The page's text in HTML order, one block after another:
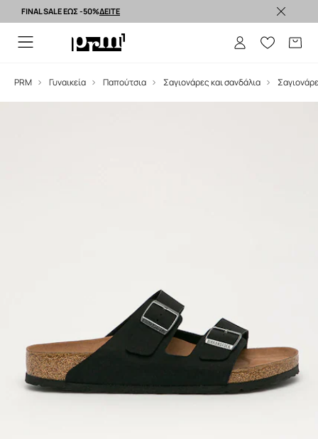
FINAL SALE ΕΩΣ -50%ΔΕΙΤΕ
PRM Γυναικεία Παπούτσια Σαγιονάρες και σανδάλια